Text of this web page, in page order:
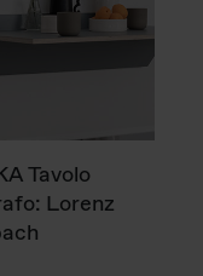
Tavolo
Lorenz